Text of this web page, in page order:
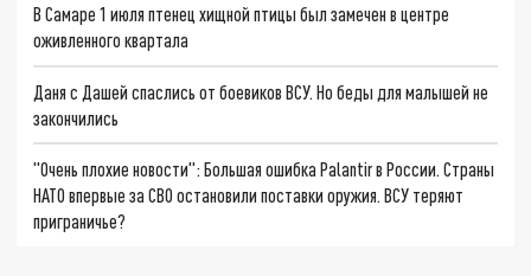
В Самаре 1 июля птенец хищной птицы был замечен в центре
оживленного квартала
Даня с Дашей спаслись от боевиков ВСУ. Но беды для малышей не
закончились
"Очень плохие новости": Большая ошибка Palantir в России. Страны
НАТО впервые за СВО остановили поставки оружия. ВСУ теряют
приграничье?